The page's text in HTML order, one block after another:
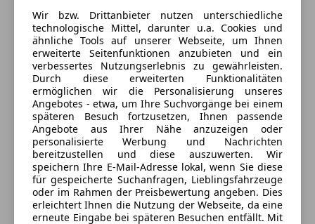
Alarmanlage
Beifahrerairbag
Fahrerairbag
Fernlichtassistent
Isofix
Kopfairbag
Kurvenlicht
LED-Scheinwerfer
LED-Tagfahrlicht
Nachtsicht-Assistent
Reifendruckkontrollsystem
Seitenairbag
Servolenkung
Kopf-Airbag-System Porsche Side Impact Protection
System (POSIP)
Porsche Stability Management (PSM)
Seitenairbag vorn
Wegfahrsperre
Außen
Außenspiegel elektr. anklappbar
Außenspiegel elektr. verstell- und heizbar
Verglasung getönt
LM-Felgen vorn/hinten: 9,5x21 / 11,5x21 (Sport Design
Rad, in Wagenfarbe)
Sternebewertung 5 von 5
5Sterne
(96% Weiterempfehlungen)
Anbieter auf AutoScout24 seit 2021
Verkauf
Geschlossen
Öffnet um 9:30 Mo.
Hönigtalerstraße 46,
8301 Kainbach bei Graz, AT
Kontakt
Team motioncars
Wir bzw. Drittanbieter nutzen unterschiedliche
technologische Mittel, darunter u.a. Cookies und
ähnliche Tools auf unserer Webseite, um Ihnen
erweiterte Seitenfunktionen anzubieten und ein
verbessertes Nutzungserlebnis zu gewährleisten.
Durch diese erweiterten Funktionalitäten
ermöglichen wir die Personalisierung unseres
Angebotes - etwa, um Ihre Suchvorgänge bei einem
späteren Besuch fortzusetzen, Ihnen passende
Angebote aus Ihrer Nähe anzuzeigen oder
personalisierte Werbung und Nachrichten
bereitzustellen und diese auszuwerten. Wir
speichern Ihre E-Mail-Adresse lokal, wenn Sie diese
für gespeicherte Suchanfragen, Lieblingsfahrzeuge
oder im Rahmen der Preisbewertung angeben. Dies
erleichtert Ihnen die Nutzung der Webseite, da eine
erneute Eingabe bei späteren Besuchen entfällt. Mit